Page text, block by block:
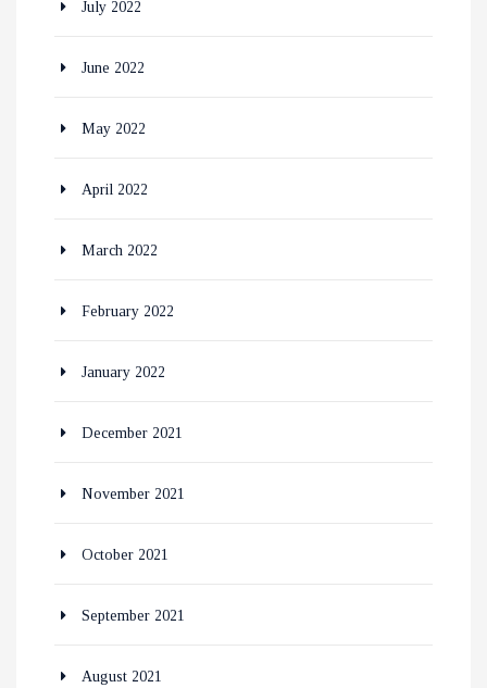
July 2022
June 2022
May 2022
April 2022
March 2022
February 2022
January 2022
December 2021
November 2021
October 2021
September 2021
August 2021